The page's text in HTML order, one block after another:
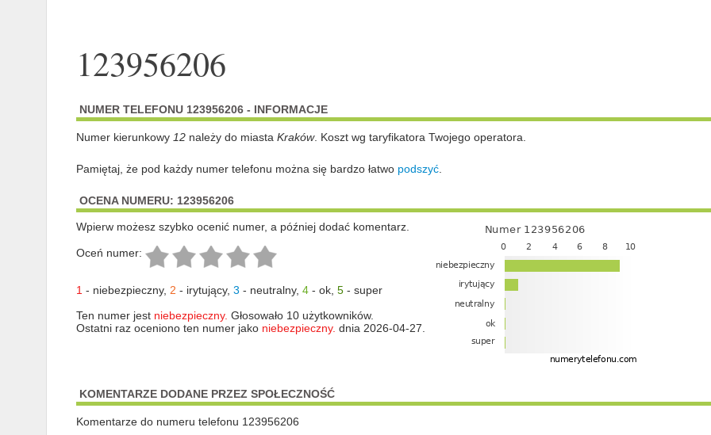
123956206
NUMER TELEFONU 123956206 - INFORMACJE
Numer kierunkowy 12należy do miasta Kraków. Koszt wg taryfikatora Twojego operatora.
Pamiętaj, że pod każdy numer telefonu można się bardzo łatwo podszyć.
OCENA NUMERU: 123956206
Wpierw możesz szybko ocenić numer, a później dodać komentarz.
Oceń numer:
1- niebezpieczny, 2 - irytujący, 3 - neutralny, 4- ok, 5- super
Ten numer jest niebezpieczny. Głosowało 10 użytkowników.
Ostatni raz oceniono ten numer jako niebezpieczny. dnia 2026-04-27.
KOMENTARZE DODANE PRZEZ SPOŁECZNOŚĆ
Komentarze do numeru telefonu 123956206